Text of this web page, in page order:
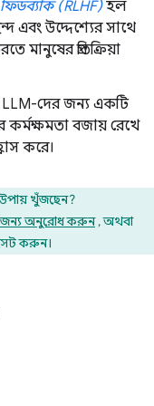
ফিডব্যাক (RLHF)হল
এবং উদ্দেশ্যের সাথে
মানুষের প্রতিক্রিয়া
দের জন্য একটি
কর্মক্ষমতা বজায় রেখে
করে।
খুঁজছেন?
জন্য অনুরোধ করুন, অথবা
করুন।